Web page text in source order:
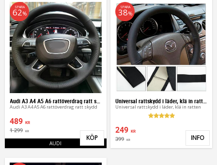
Audi A3 A4 A5 A6 rattöverdrag ratt skydd
Audi A3 A4 A5 A6 rattöverdrag ratt skydd
489 KR
1 299 KR
SPARA
62%
AUDI Lägg till i favoriter
KÖP
Universal rattskydd i läder, klä in ratten
Universal rattskydd i läder, klä in ratten
249 KR
399 KR
SPARA
38%
INFO